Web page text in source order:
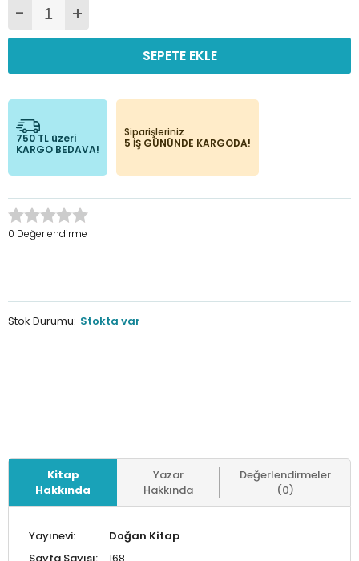
- +
SEPETE EKLE
750 TL üzeri
KARGO BEDAVA!
Siparişleriniz
5 İŞ GÜNÜNDE KARGODA!
0 Değerlendirme
Stok Durumu: Stokta var
Kitap
Hakkında
Yazar
Hakkında
Değerlendirmeler
(0)
Yayınevi:
Doğan Kitap